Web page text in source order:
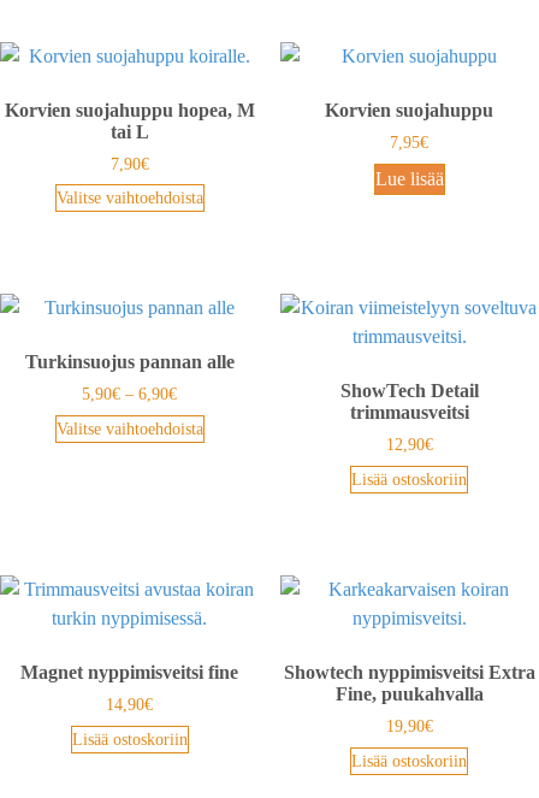
Korvien suojahuppu hopea, M
tai L
7,90€
Valitse vaihtoehdoista
Korvien suojahuppu
7,95€
Lue lisää
Turkinsuojus pannan alle
5,90€ – 6,90€
Valitse vaihtoehdoista
ShowTech Detail
trimmausveitsi
12,90€
Lisää ostoskoriin
Magnet nyppimisveitsi fine
14,90€
Lisää ostoskoriin
Showtech nyppimisveitsi Extra
Fine, puukahvalla
19,90€
Lisää ostoskoriin